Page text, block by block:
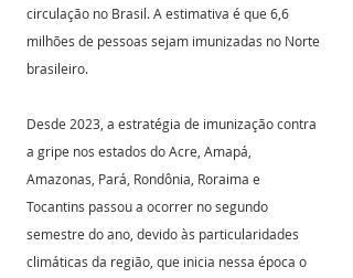
circulação no Brasil. A estimativa é que 6,6
milhões de pessoas sejam imunizadas no Norte
brasileiro.
Desde 2023, a estratégia de imunização contra
a gripe nos estados do Acre, Amapá,
Amazonas, Pará, Rondônia, Roraima e
Tocantins passou a ocorrer no segundo
semestre do ano, devido às particularidades
climáticas da região, que inicia nessa época o